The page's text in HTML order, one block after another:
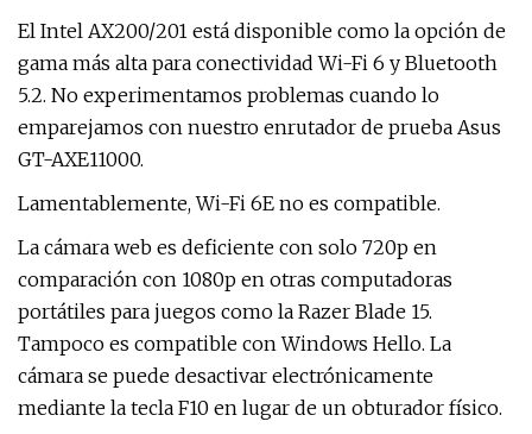
El Intel AX200/201 está disponible como la opción de
gama más alta para conectividad Wi-Fi 6 y Bluetooth
5.2. No experimentamos problemas cuando lo
emparejamos con nuestro enrutador de prueba Asus
GT-AXE11000.
Lamentablemente, Wi-Fi 6E no es compatible.
La cámara web es deficiente con solo 720p en
comparación con 1080p en otras computadoras
portátiles para juegos como la Razer Blade 15.
Tampoco es compatible con Windows Hello. La
cámara se puede desactivar electrónicamente
mediante la tecla F10 en lugar de un obturador físico.